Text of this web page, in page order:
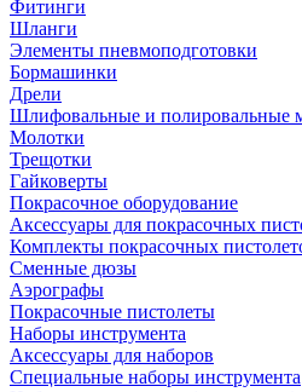
Фитинги
Шланги
Элементы пневмоподготовки
Бормашинки
Дрели
Шлифовальные и полировальные
Молотки
Трещотки
Гайковерты
Покрасочное оборудование
Аксессуары для покрасочных
Комплекты покрасочных
Сменные дюзы
Аэрографы
Покрасочные пистолеты
Наборы инструмента
Аксессуары для наборов
Специальные наборы инструмента